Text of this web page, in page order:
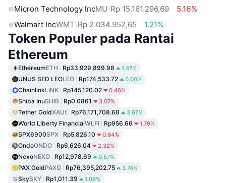
Micron Technology IncMU Rp 15.161.296,69
5.16%
Walmart IncWMT Rp 2.034.952,65 1.21%
Token Populer pada Rantai
Ethereum
EthereumETH Rp33,929,899.98 1.47%
UNUS SED LEOLEO Rp174,533.72 0.00%
ChainlinkLINK Rp145,120.02 0.46%
Shiba InuSHIB Rp0.0861 3.07%
Tether GoldXAUt Rp76,171,708.68 3.67%
World Liberty FinancialWLFI Rp956.66 1.79%
SPX6900SPX Rp5,826.10 0.64%
OndoONDO Rp6,626.04 2.32%
NexoNEXO Rp12,978.69 0.57%
PAX GoldPAXG Rp76,395,202.75 3.74%
SkySKY Rp1,011.39 1.09%